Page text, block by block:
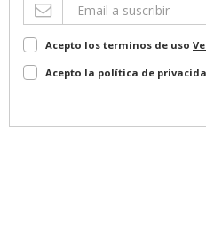
Acepto los terminos de uso
Acepto la política de